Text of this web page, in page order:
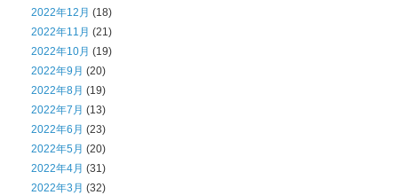
2022年12月 (18)
2022年11月 (21)
2022年10月 (19)
2022年9月 (20)
2022年8月 (19)
2022年7月 (13)
2022年6月 (23)
2022年5月 (20)
2022年4月 (31)
2022年3月 (32)